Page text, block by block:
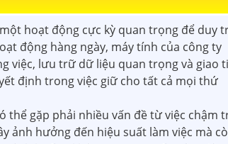
hoạt động cực kỳ quan trọng để duy
động hàng ngày, máy tính của công ty
việc, lưu trữ dữ liệu quan trọng và giao
định trong việc giữ cho tất cả mọi thứ
thể gặp phải nhiều vấn đề từ việc chậm
ảnh hưởng đến hiệu suất làm việc mà